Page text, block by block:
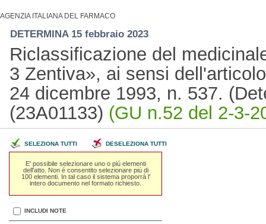
AGENZIA ITALIANA DEL FARMACO
DETERMINA 15 febbraio 2023
Riclassificazione del
3 Zentiva», ai sensi
24 dicembre 1993, n. 537.
(23A01133) (GU n.52 del 2-3-
SELEZIONA TUTTI DESELEZIONA TUTTI
E' possibile selezionare uno o piú elementi
dell'atto. Non é consentito selezionare piú di
100 elementi. In tal caso il sistema proporrá l'
intero documento nel formato richiesto.
INCLUDI NOTE